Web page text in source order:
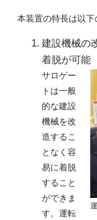
本装置の特長は以下
建設機械の
着脱が可能
サロゲー
トは一般
的な建設
機械を改
造するこ
となく容
易に着脱
すること
ができま
す。運転